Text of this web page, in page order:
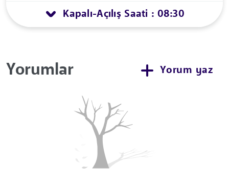
Kapalı-Açılış Saati : 08:30
Yorumlar Yorum yaz